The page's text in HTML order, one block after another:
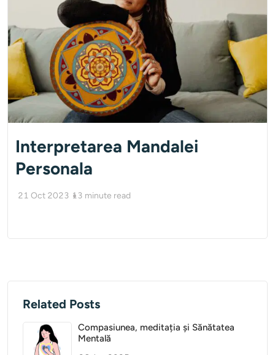
Interpretarea Mandalei
Personala
21 Oct 2023 13 minute read
Related Posts
Compasiunea, meditația și Sănătatea
Mentală